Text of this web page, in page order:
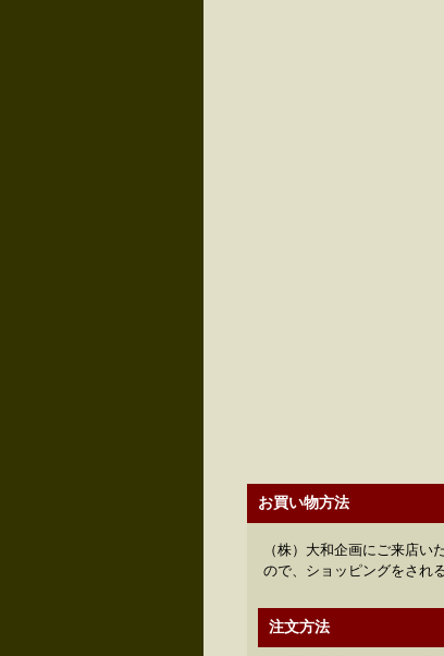
お買い物方法
（株）大和企画にご来店
ので、ショッピングをされ
注文方法